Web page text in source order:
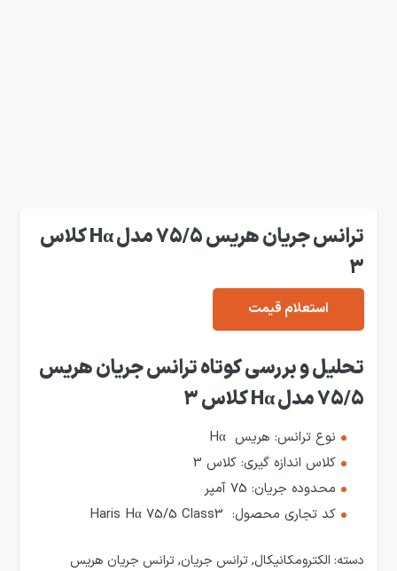
ترانس جریان هریس 75/5 مدل Hα کلاس
3
استعلام قیمت
تحلیل و بررسی کوتاه ترانس جریان هریس
75/5 مدل Hα کلاس 3
نوع ترانس: هریس Hα
کلاس اندازه گیری: کلاس 3
محدوده جریان: 75 آمپر
کد تجاری محصول: Haris Hα 75/5 Class3
دسته: الکترومکانیکال,ترانس جریان,ترانس جریان هریس